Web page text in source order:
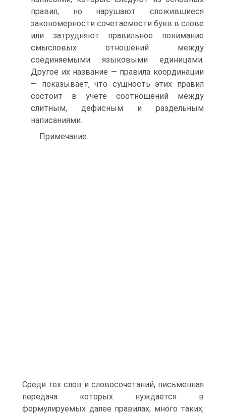
правил, но нарушают сложившиеся
закономерности сочетаемости букв в слове
или затрудняют правильное понимание
смысловых отношений между
соединяемыми языковыми единицами.
Другое их название — правила координации
— показывает, что сущность этих правил
состоит в учете соотношений между
слитным, дефисным и раздельным
написаниями.
Примечание.
Среди тех слов и словосочетаний, письменная
передача которых нуждается в
формулируемых далее правилах, много таких,